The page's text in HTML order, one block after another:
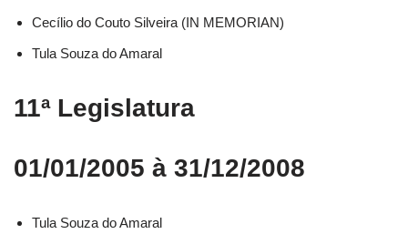
Cecílio do Couto Silveira (IN MEMORIAN)
Tula Souza do Amaral
11ª Legislatura
01/01/2005 à 31/12/2008
Tula Souza do Amaral